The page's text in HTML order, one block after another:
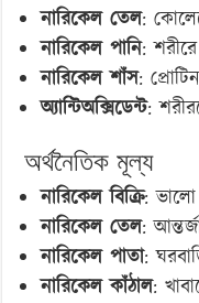
নারিকেল তেল:
নারিকেল পানি:
নারিকেল শাঁস:
অ্যান্টিঅক্সিডেন্ট:
অর্থনৈতিক মূল্য
নারিকেল বিক্রি:
নারিকেল তেল:
নারিকেল পাতা:
নারিকেল কাঁঠাল: